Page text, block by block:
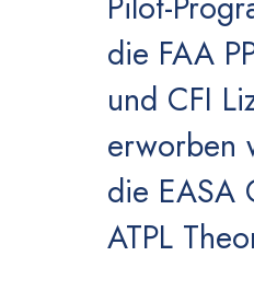
die FAA
und CFI
erworben
die EASA
ATPL